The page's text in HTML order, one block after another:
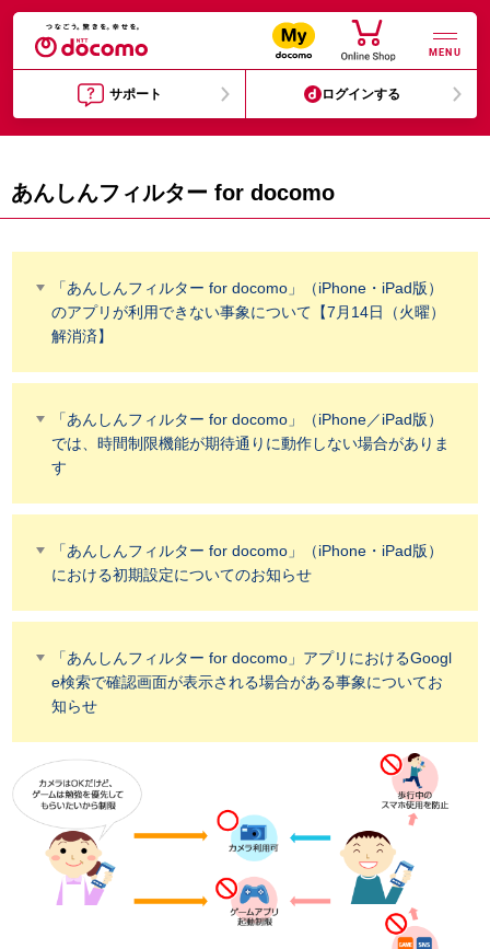
MENU
サポート ログインする
あんしんフィルター for docomo
「あんしんフィルター for docomo」（iPhone・iPad版）
のアプリが利用できない事象について【7月14日（火曜）
解消済】
「あんしんフィルター for docomo」（iPhone／iPad版）
では、時間制限機能が期待通りに動作しない場合がありま
す
「あんしんフィルター for docomo」（iPhone・iPad版）
における初期設定についてのお知らせ
「あんしんフィルター for docomo」アプリにおけるGoogl
e検索で確認画面が表示される場合がある事象についてお
知らせ